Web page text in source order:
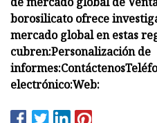
borosilicato ofrece
mercado global en estas
cubren:Personalización de
informes:Contáctenos
electrónico:Web: